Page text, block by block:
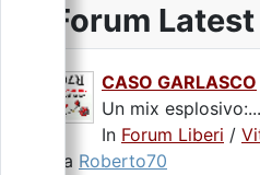
Forum Latest
CASO GARLASCO
Un mix
In Forum Liberi /
da Roberto70